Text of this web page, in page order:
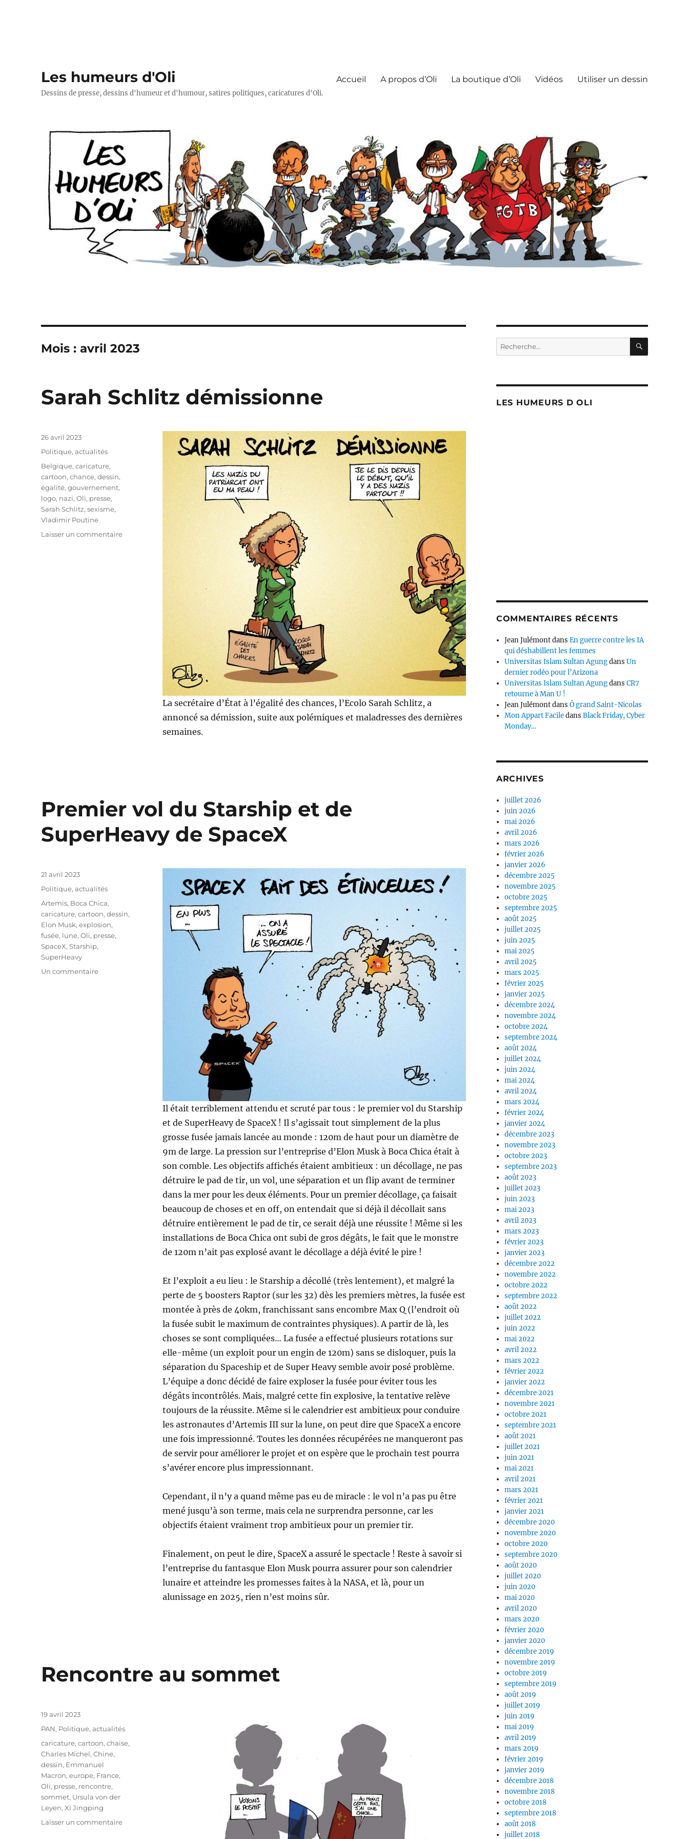
Les humeurs d'Oli
Dessins de presse, dessins d'humeur et d'humour, satires politiques, caricatures d'Oli.
Accueil A propos d’Oli La boutique d’Oli Vidéos Utiliser un dessin
Mois :avril 2023
Sarah Schlitz démissionne
La secrétaire d’État à l’égalité des chances, l’Ecolo Sarah Schlitz, a
annoncé sa démission, suite aux polémiques et maladresses des dernières
semaines.
Publié
26 avril 2023
Catégories
Politique, actualités
Étiquettes
Belgique,caricature,
cartoon,chance,dessin,
égalité,gouvernement,
logo, nazi,Oli, presse,
Sarah Schlitz,sexisme,
Vladimir Poutine
Laisser un commentairesur
Premier vol du Starship et de
SuperHeavy de SpaceX
Il était terriblement attendu et scruté par tous : le premier vol du Starship
et de SuperHeavy de SpaceX ! Il s’agissait tout simplement de la plus
grosse fusée jamais lancée au monde : 120m de haut pour un diamètre de
9m de large. La pression sur l’entreprise d’Elon Musk à Boca Chica était à
son comble. Les objectifs affichés étaient ambitieux : un décollage, ne pas
détruire le pad de tir, un vol, une séparation et un flip avant de terminer
dans la mer pour les deux éléments. Pour un premier décollage, ça faisait
beaucoup de choses et en off, on entendait que si déjà il décollait sans
détruire entièrement le pad de tir, ce serait déjà une réussite ! Même si les
installations de Boca Chica ont subi de gros dégâts, le fait que le monstre
de 120m n’ait pas explosé avant le décollage a déjà évité le pire !
Et l’exploit a eu lieu : le Starship a décollé (très lentement), et malgré la
perte de 5 boosters Raptor (sur les 32) dès les premiers mètres, la fusée est
montée à près de 40km, franchissant sans encombre Max Q (l’endroit où
la fusée subit le maximum de contraintes physiques). A partir de là, les
choses se sont compliquées… La fusée a effectué plusieurs rotations sur
elle-même (un exploit pour un engin de 120m) sans se disloquer, puis la
séparation du Spaceship et de Super Heavy semble avoir posé problème.
L’équipe a donc décidé de faire exploser la fusée pour éviter tous les
dégâts incontrôlés. Mais, malgré cette fin explosive, la tentative relève
toujours de la réussite. Même si le calendrier est ambitieux pour conduire
les astronautes d’Artemis III sur la lune, on peut dire que SpaceX a encore
une fois impressionné. Toutes les données récupérées ne manqueront pas
de servir pour améliorer le projet et on espère que le prochain test pourra
s’avérer encore plus impressionnant.
Cependant, il n’y a quand même pas eu de miracle : le vol n’a pas pu être
mené jusqu’à son terme, mais cela ne surprendra personne, car les
objectifs étaient vraiment trop ambitieux pour un premier tir.
Finalement, on peut le dire, SpaceX a assuré le spectacle ! Reste à savoir si
l’entreprise du fantasque Elon Musk pourra assurer pour son calendrier
lunaire et atteindre les promesses faites à la NASA, et là, pour un
alunissage en 2025, rien n’est moins sûr.
Publié
21 avril 2023
Catégories
Politique, actualités
Étiquettes
Artemis, Boca Chica,
caricature,cartoon,dessin,
Elon Musk,explosion,
fusée, lune,Oli, presse,
SpaceX,Starship,
SuperHeavy
Un commentairesur
Rencontre au sommet
Publié
19 avril 2023
Catégories
PAN, Politique, actualités
Étiquettes
caricature,cartoon,chaise,
Charles Michel,Chine,
dessin, Emmanuel
Macron,europe, France,
Oli, presse, rencontre,
sommet, Ursula von der
Leyen,Xi Jingping
Laisser un commentairesur
Recherche
pour :
LES HUMEURS D OLI
COMMENTAIRES RÉCENTS
Jean JulémontdansEn guerre contre les IA
qui déshabillent les femmes
Universitas Islam Sultan AgungdansUn
dernier rodéo pour l’Arizona
Universitas Islam Sultan AgungdansCR7
retourne à Man U !
Jean JulémontdansÔ grand Saint-Nicolas
Mon Appart FaciledansBlack Friday, Cyber
Monday…
ARCHIVES
juillet 2026
juin 2026
mai 2026
avril 2026
mars 2026
février 2026
janvier 2026
décembre 2025
novembre 2025
octobre 2025
septembre 2025
août 2025
juillet 2025
juin 2025
mai 2025
avril 2025
mars 2025
février 2025
janvier 2025
décembre 2024
novembre 2024
octobre 2024
septembre 2024
août 2024
juillet 2024
juin 2024
mai 2024
avril 2024
mars 2024
février 2024
janvier 2024
décembre 2023
novembre 2023
octobre 2023
septembre 2023
août 2023
juillet 2023
juin 2023
mai 2023
avril 2023
mars 2023
février 2023
janvier 2023
décembre 2022
novembre 2022
octobre 2022
septembre 2022
août 2022
juillet 2022
juin 2022
mai 2022
avril 2022
mars 2022
février 2022
janvier 2022
décembre 2021
novembre 2021
octobre 2021
septembre 2021
août 2021
juillet 2021
juin 2021
mai 2021
avril 2021
mars 2021
février 2021
janvier 2021
décembre 2020
novembre 2020
octobre 2020
septembre 2020
août 2020
juillet 2020
juin 2020
mai 2020
avril 2020
mars 2020
février 2020
janvier 2020
décembre 2019
novembre 2019
octobre 2019
septembre 2019
août 2019
juillet 2019
juin 2019
mai 2019
avril 2019
mars 2019
février 2019
janvier 2019
décembre 2018
novembre 2018
octobre 2018
septembre 2018
août 2018
juillet 2018